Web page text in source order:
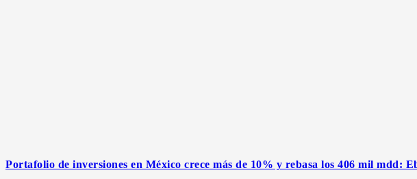
Portafolio de inversiones en México crece más de 10% y rebasa los 406 mil mdd: